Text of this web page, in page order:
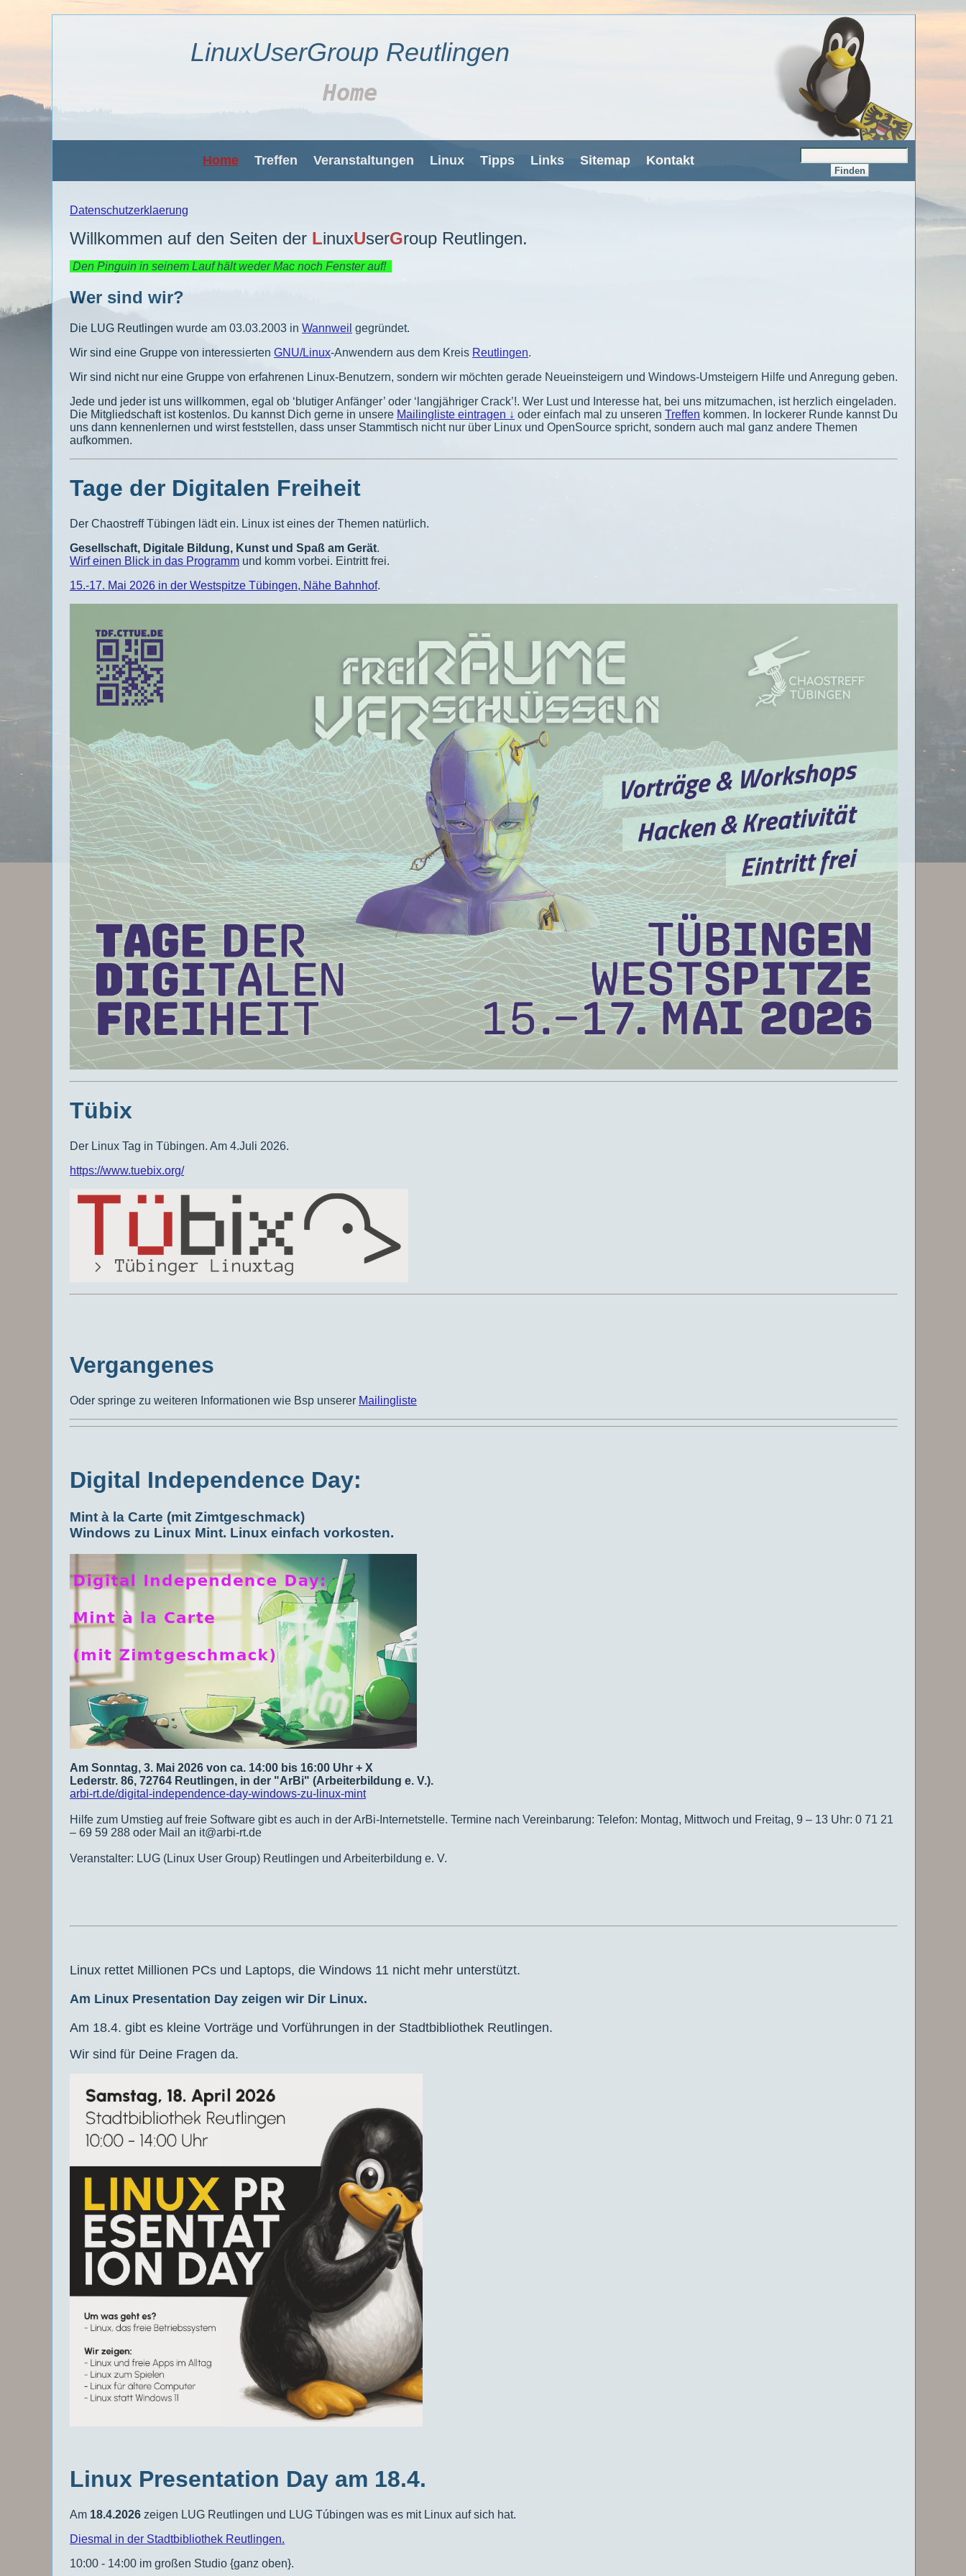
LinuxUserGroup Reutlingen
Home
Home Treffen Veranstaltungen Linux Tipps Links Sitemap Kontakt
Datenschutzerklaerung
Willkommen auf den Seiten der LinuxUserGroup Reutlingen.
Den Pinguin in seinem Lauf hält weder Mac noch Fenster auf!
Wer sind wir?
Die LUG Reutlingen wurde am 03.03.2003 in Wannweil gegründet.
Wir sind eine Gruppe von interessierten GNU/Linux-Anwendern aus dem Kreis Reutlingen.
Wir sind nicht nur eine Gruppe von erfahrenen Linux-Benutzern, sondern wir möchten gerade Neueinsteigern und Windows-Umsteigern Hilfe und Anregung geben.
Jede und jeder ist uns willkommen, egal ob ‘blutiger Anfänger’ oder ‘langjähriger Crack’!. Wer Lust und Interesse hat, bei uns mitzumachen, ist herzlich eingeladen.
Die Mitgliedschaft ist kostenlos. Du kannst Dich gerne in unsere Mailingliste eintragen ↓ oder einfach mal zu unseren Treffen kommen. In lockerer Runde kannst Du
uns dann kennenlernen und wirst feststellen, dass unser Stammtisch nicht nur über Linux und OpenSource spricht, sondern auch mal ganz andere Themen
aufkommen.
Tage der Digitalen Freiheit
Der Chaostreff Tübingen lädt ein. Linux ist eines der Themen natürlich.
Gesellschaft, Digitale Bildung, Kunst und Spaß am Gerät.
Wirf einen Blick in das Programm und komm vorbei. Eintritt frei.
15.-17. Mai 2026 in der Westspitze Tübingen, Nähe Bahnhof.
Tübix
Der Linux Tag in Tübingen. Am 4.Juli 2026.
https://www.tuebix.org/
Vergangenes
Oder springe zu weiteren Informationen wie Bsp unserer Mailingliste
Digital Independence Day:
Mint à la Carte (mit Zimt­geschmack)
Windows zu Linux Mint. Linux einfach vorkosten.
Am Sonntag, 3. Mai 2026 von ca. 14:00 bis 16:00 Uhr + X
Lederstr. 86, 72764 Reutlingen, in der "ArBi" (Arbeiterbildung e. V.).
arbi-rt.de/digital-independence-day-windows-zu-linux-mint
Hilfe zum Umstieg auf freie Software gibt es auch in der ArBi-Internetstelle. Termine nach Vereinbarung: Telefon: Montag, Mittwoch und Freitag, 9 – 13 Uhr: 0 71 21
– 69 59 288 oder Mail an it@arbi-rt.de
Veranstalter: LUG (Linux User Group) Reutlingen und Arbeiterbildung e. V.
Linux rettet Millionen PCs und Laptops, die Windows 11 nicht mehr unterstützt.
Am Linux Presentation Day zeigen wir Dir Linux.
Am 18.4. gibt es kleine Vorträge und Vorführungen in der Stadtbibliothek Reutlingen.
Wir sind für Deine Fragen da.
Linux Presentation Day am 18.4.
Am 18.4.2026 zeigen LUG Reutlingen und LUG Túbingen was es mit Linux auf sich hat.
Diesmal in der Stadtbibliothek Reutlingen.
10:00 - 14:00 im großen Studio {ganz oben}.